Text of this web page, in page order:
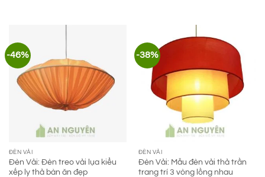
-46%
ĐÈN VẢI
Đèn Vải: Đèn treo vải lụa kiểu
xếp ly thả bàn ăn đẹp
-38%
ĐÈN VẢI
Đèn Vải: Mẫu đèn vải thả trần
trang trí 3 vòng lồng nhau